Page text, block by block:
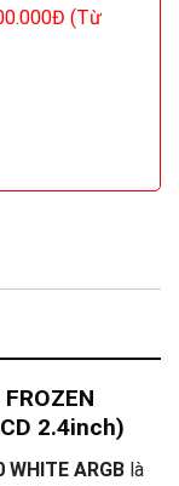
(Từ
2.4inch)
ARGB là